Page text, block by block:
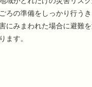
ろの準備をしっかり行う
にみまわれた場合に避難
ます。